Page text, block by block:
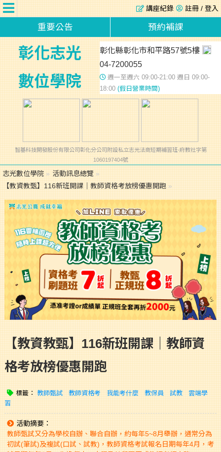
註冊 / 登入
講座紀錄
重要公告 預約補課
彰化志光
數位學院
彰化縣彰化市和平路57號5樓
04-7200055
週一至週六 09:00-21:00 週日 09:00-
18:00 (假日營業時間)
智基科技開發股份有限公司彰化分公司附設私立志光法商短期補習班-府教社字第
1060197404號
志光數位學院 » 活動訊息總覽 »
【教資教甄】116新班開課｜教師資格考放榜優惠開跑 »
【教資教甄】116新班開課｜教師資
格考放榜優惠開跑
標籤： 教師甄試 教師資格考 我能考什麼 教保員 試教
雲端學
習
活動摘要：
教師甄試又分為學校自辦、聯合自辦，約每年5~8月舉辦，通常分為
初試(筆試)及複試(口試、試教)，教師資格考試報名日期每年4月，考